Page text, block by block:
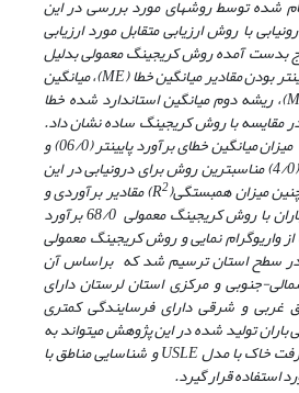
شده توسط روش­های مورد بررسی در این
با روش ارزیابی متقابل مورد ارزیابی
بدست آمده روش کریجینگ معمولی بدلیل
بودن مقادیر میانگین خطا(ME) ، میانگین
، ریشه دوم میانگین استاندارد شده خطا
مقایسه با روش کریجینگ ساده نشان داد.
روش کریجینگ معمولی با میزان میانگین خطای برآورد پایین­تر (06/0) و
مربع میانگین ریشه خطا (4/0) مناسب­ترین روش برای درون­یابی در این
میزان همبستگی(R
2
)مقادیر برآوردی و
مشاهده­ای فرسایندگی باران با روش­ کریجینگ معمولی 68/0 برآورد
واریوگرام نمایی و روش کریجینگ معمولی
در سطح استان ترسیم شد که براساس آن
جنوبی و مرکزی استان لرستان دارای
غربی و شرقی دارای فرسایندگی کمتری
تولید شده در این پژوهش می­تواند به
خاک با مدلUSLEو شناسایی مناطق با
استفاده قرار گیرد.